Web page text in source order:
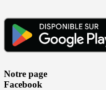
Notre page
Facebook